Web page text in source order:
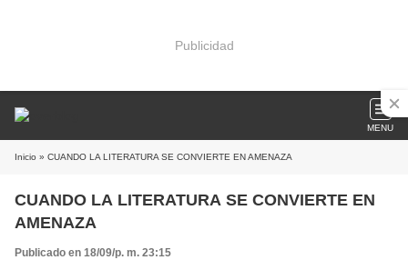
Publicidad
MENU
Inicio » CUANDO LA LITERATURA SE CONVIERTE EN AMENAZA
CUANDO LA LITERATURA SE CONVIERTE EN
AMENAZA
Publicado en 18/09/p. m. 23:15